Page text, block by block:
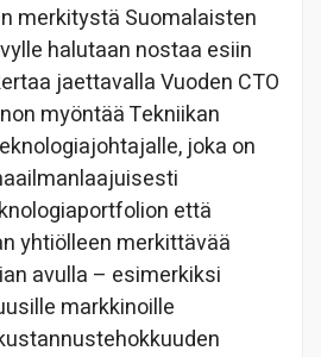
merkitystä Suomalaisten
halutaan nostaa esiin
jaettavalla Vuoden CTO
myöntää Tekniikan
joka on
että
yhtiölleen merkittävää
avulla – esimerkiksi
markkinoille